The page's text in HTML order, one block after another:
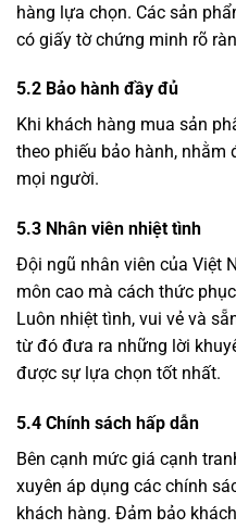
hàng lựa chọn. Các sản
có giấy tờ chứng minh rõ
5.2 Bảo hành đầy đủ
Khi khách hàng mua sản
theo phiếu bảo hành,
mọi người.
5.3 Nhân viên nhiệt tình
Đội ngũ nhân viên của Việt
môn cao mà cách thức
Luôn nhiệt tình, vui vẻ và
từ đó đưa ra những lời
được sự lựa chọn tốt nhất.
5.4 Chính sách hấp dẫn
Bên cạnh mức giá cạnh
xuyên áp dụng các chính
khách hàng. Đảm bảo